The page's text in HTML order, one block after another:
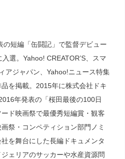
短編「缶闘記」で監督デビュー
選。Yahoo! CREATOR’S、スマ
アジャパン、Yahoo!ニュース特集
を掲載。2015年に株式会社ドキ
年発表の「桜田最後の100日
ド映画祭で最優秀短編賞・観客
祭・コンペティション部門ノミ
を舞台にした長編ドキュメンタ
ェリアのサッカーや水産資源問